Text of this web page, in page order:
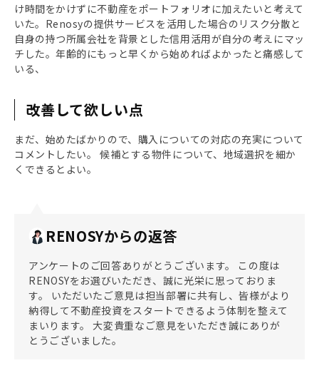
け時間をかけずに不動産をポートフォリオに加えたいと考えて
いた。Renosyの提供サービスを活用した場合のリスク分散と
自身の持つ所属会社を背景とした信用活用が自分の考えにマッ
チした。年齢的にもっと早くから始めればよかったと痛感して
いる、
改善して欲しい点
まだ、始めたばかりので、購入についての対応の充実について
コメントしたい。 候補とする物件について、地域選択を細か
くできるとよい。
RENOSYからの返答
アンケートのご回答ありがとうございます。 この度は
RENOSYをお選びいただき、誠に光栄に思っておりま
す。 いただいたご意見は担当部署に共有し、皆様がより
納得して不動産投資をスタートできるよう体制を整えて
まいります。 大変貴重なご意見をいただき誠にありが
とうございました。